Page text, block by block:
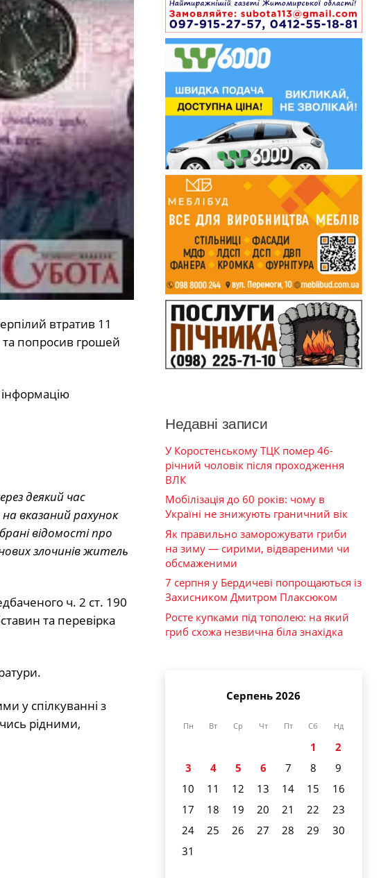
втратив 11
та попросив грошей
деякий час
вказаний рахунок
відомості про
злочинів житель
ч. 2 ст. 190
та перевірка
у спілкуванні з
рідними,
Недавні записи
У Коростенському ТЦК помер 46-
річний чоловік після проходження
ВЛК
Мобілізація до 60 років: чому в
Україні не знижують граничний вік
Як правильно заморожувати гриби
на зиму — сирими, відвареними чи
обсмаженими
7 серпня у Бердичеві попрощаються із
Захисником Дмитром Плаксюком
Росте купками під тополею: на який
гриб схожа незвична біла знахідка
Серпень 2026
Пн Вт Ср Чт Пт Сб Нд
1
2
3
4 5 6 7 8
9
10
11 12 13 14 15
16
17
18 19 20 21 22
23
24
25 26 27 28 29
30
31